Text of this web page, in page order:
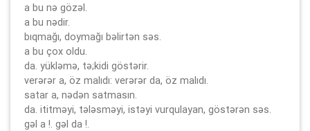
a bu nə gözəl.
a bu nədir.
bıqmağı, doymağı bəlirtən səs.
a bu çox oldu.
da. yükləmə, tə;kidi göstərir.
verərər a, öz malıdı: verərər da, öz malıdı.
satar a, nədən satmasın.
da. ititməyi, tələsməyi, istəyi vurqulayan, göstərən səs.
gəl a !. gəl da !.